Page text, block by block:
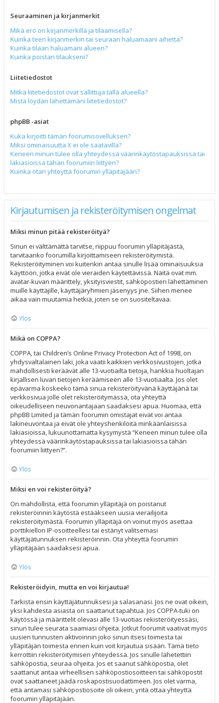
Seuraaminen ja kirjanmerkit
Mikä ero on kirjanmerkillä ja tilaamisella?
Kuinka teen kirjanmerkin tai seuraan haluamaani aihetta?
Kuinka tilaan haluamani alueen?
Kuinka poistan tilaukseni?
Liitetiedostot
Mitkä liitetiedostot ovat sallittuja tällä alueella?
Mistä löydän lähettämäni liitetiedostot?
phpBB -asiat
Kuka kirjoitti tämän foorumisovelluksen?
Miksi ominaisuutta X ei ole saatavilla?
Keneen minun tulee olla yhteydessä väärinkäytöstapauksissa tai
lakiasioissa tähän foorumiin liittyen?
Kuinka otan yhteyttä foorumin ylläpitäjään?
Kirjautumisen ja rekisteröitymisen ongelmat
Miksi minun pitää rekisteröityä?
Sinun ei välttämättä tarvitse, riippuu foorumin ylläpitäjästä,
tarvitaanko foorumilla kirjoittamiseen rekisteröitymistä.
Rekisteröityminen voi kuitenkin antaa sinulle lisää ominaisuuksia
käyttöön, jotka eivät ole vieraiden käytettävissä. Näitä ovat mm.
avatar-kuvan määrittely, yksityisviestit, sähköpostien lähettäminen
muille käyttäjille, käyttäjäryhmien jäsenyys jne. Siihen menee
aikaa vain muutamia hetkiä, joten se on suositeltavaa.
Ylös
Mikä on COPPA?
COPPA, tai Children’s Online Privacy Protection Act of 1998, on
yhdysvaltalainen laki, joka vaatii kaikkien verkkosivustojen, jotka
mahdollisesti keräävät alle 13-vuotiailta tietoja, hankkia huoltajan
kirjallisen luvan tietojen keräämiseen alle 13-vuotiaalta. Jos olet
epävarma koskeeko tämä sinua rekisteröityvänä käyttäjänä tai
verkkosivua jolle olet rekisteröitymässä, ota yhteyttä
oikeudelliseen neuvonantajaan saadaksesi apua. Huomaa, että
phpBB Limited ja tämän foorumin omistajat eivät voi antaa
lakineuvontaa ja eivät ole yhteyshenkilöitä minkäänlaisissa
lakiasioissa, lukuunottamatta kysymystä “Keneen minun tulee olla
yhteydessä väärinkäytöstapauksissa tai lakiasioissa tähän
foorumiin liittyen?”.
Ylös
Miksi en voi rekisteröityä?
On mahdollista, että foorumin ylläpitäjä on poistanut
rekisteröinnin käytöstä estääkseen uusia vierailijoita
rekisteröitymästä. Foorumin ylläpitäjä on voinut myös asettaa
porttikiellon IP-osoitteellesi tai estänyt valitsemasi
käyttäjätunnuksen rekisteröinnin. Ota yhteyttä foorumin
ylläpitäjään saadaksesi apua.
Ylös
Rekisteröidyin, mutta en voi kirjautua!
Tarkista ensin käyttäjätunnuksesi ja salasanasi. Jos ne ovat oikein,
yksi kahdesta asiasta on saattanut tapahtua. Jos COPPA-tuki on
käytössä ja määrittelit olevasi alle 13-vuotias rekisteröityessäsi,
sinun tulee seurata saamiasi ohjeita. Jotkut foorumit vaativat myös
uusien tunnusten aktivoinnin joko sinun itsesi toimesta tai
ylläpitäjän toimesta ennen kuin voit kirjautua sisään. Tämä tieto
kerrottiin rekisteröitymisen yhteydessä. Jos sinulle lähetettiin
sähköpostia, seuraa ohjeita. Jos et saanut sähköpostia, olet
saattanut antaa virheellisen sähköpostiosoitteen tai sähköpostit
ovat saattaneet jäädä roskapostisuodattimeen. Jos olet varma,
että antamasi sähköpostiosoite oli oikein, yritä ottaa yhteyttä
foorumin ylläpitäjään.